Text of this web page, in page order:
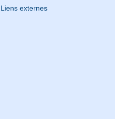
Liens externes